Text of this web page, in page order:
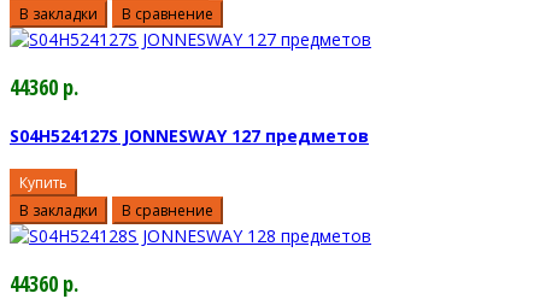
В закладки
В сравнение
44360 р.
S04H524127S JONNESWAY 127 предметов
Купить
В закладки
В сравнение
44360 р.